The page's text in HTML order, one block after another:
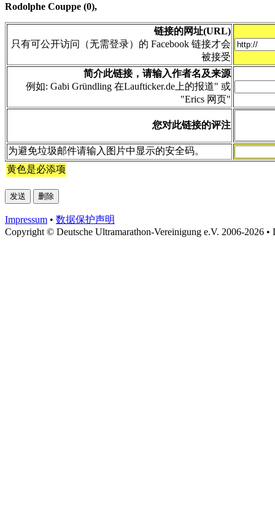
Rodolphe Couppe (0),
链接的网址(URL)
只有可公开访问（无需登录）的 Facebook 链接才会
被接受
简介此链接，请输入作者名及来源
例如: Gabi Gründling 在Laufticker.de上的报道" 或
"Erics 网页"
您对此链接的评注
为避免垃圾邮件请输入图片中显示的安全码。
黄色是必添项
Impressum • 数据​保护​声明
Copyright © Deutsche Ultramarathon-Vereinigung e.V. 2006-2026 •